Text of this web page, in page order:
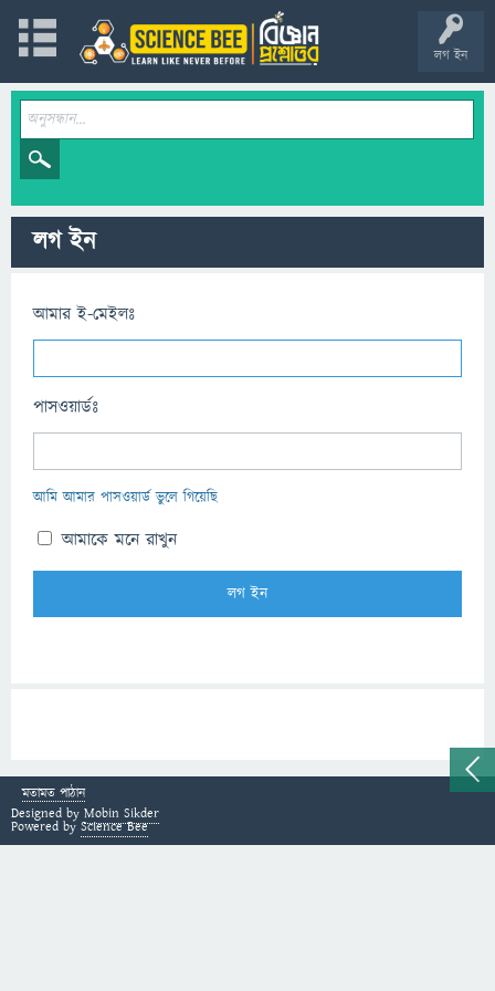
লগ ইন
লগ ইন
আমার ই-মেইলঃ
পাসওয়ার্ডঃ
আমি আমার পাসওয়ার্ড ভুলে গিয়েছি
আমাকে মনে রাখুন
মতামত পাঠান
Designed by Mobin Sikder
Powered by Science Bee